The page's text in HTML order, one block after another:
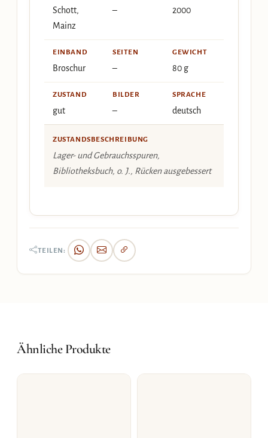
Schott,
Mainz
– 2000
EINBAND
Broschur
SEITEN
–
GEWICHT
80 g
ZUSTAND
gut
BILDER
–
SPRACHE
deutsch
ZUSTANDSBESCHREIBUNG
Lager- und Gebrauchsspuren,
Bibliotheksbuch, o. J., Rücken ausgebessert
TEILEN:
Ähnliche Produkte